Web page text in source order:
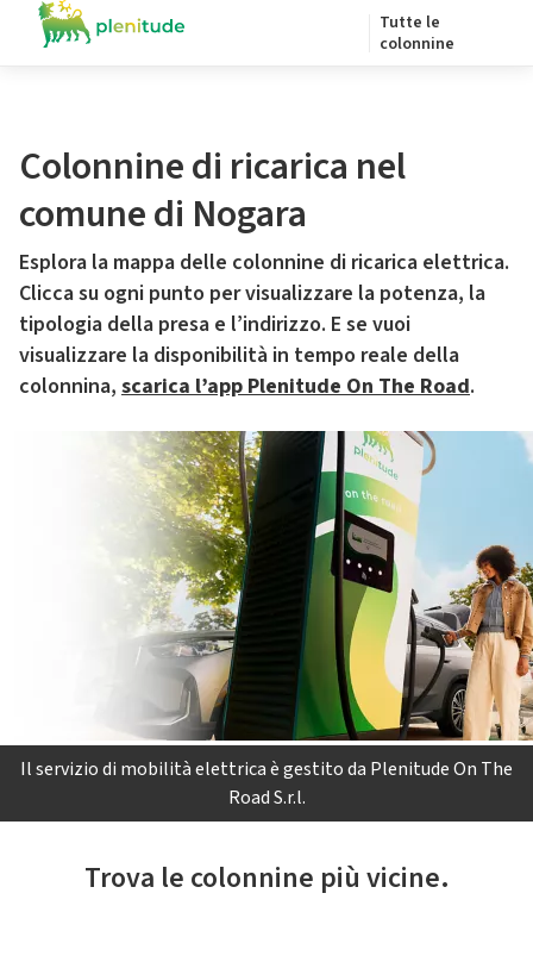
Tutte le
colonnine
Colonnine di ricarica nel
comune di Nogara
Esplora la mappa delle colonnine di ricarica elettrica.
Clicca su ogni punto per visualizzare la potenza, la
tipologia della presa e l’indirizzo. E se vuoi
visualizzare la disponibilità in tempo reale della
colonnina, scarica l’app Plenitude On The Road.
Il servizio di mobilità elettrica è gestito da Plenitude On The
Road S.r.l.
Trova le colonnine più vicine.